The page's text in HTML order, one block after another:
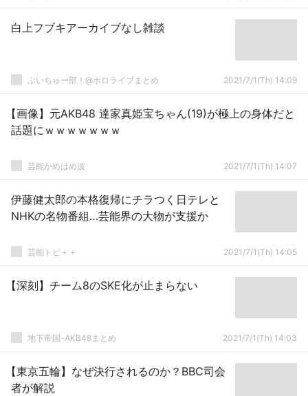
白上フブキアーカイブなし雑談
ぶいちゅー部！@ホロライブまとめ 2021/7/1(Th) 14:09
【画像】元AKB48 達家真姫宝ちゃん(19)が極上の身体だと
話題にｗｗｗｗｗｗｗ
芸能かめはめ波 2021/7/1(Th) 14:07
伊藤健太郎の本格復帰にチラつく日テレと
NHKの名物番組…芸能界の大物が支援か
芸能トピ＋＋ 2021/7/1(Th) 14:05
【深刻】チーム8のSKE化が止まらない
地下帝国-AKB48まとめ 2021/7/1(Th) 14:03
【東京五輪】なぜ決行されるのか？BBC司会
者が解説